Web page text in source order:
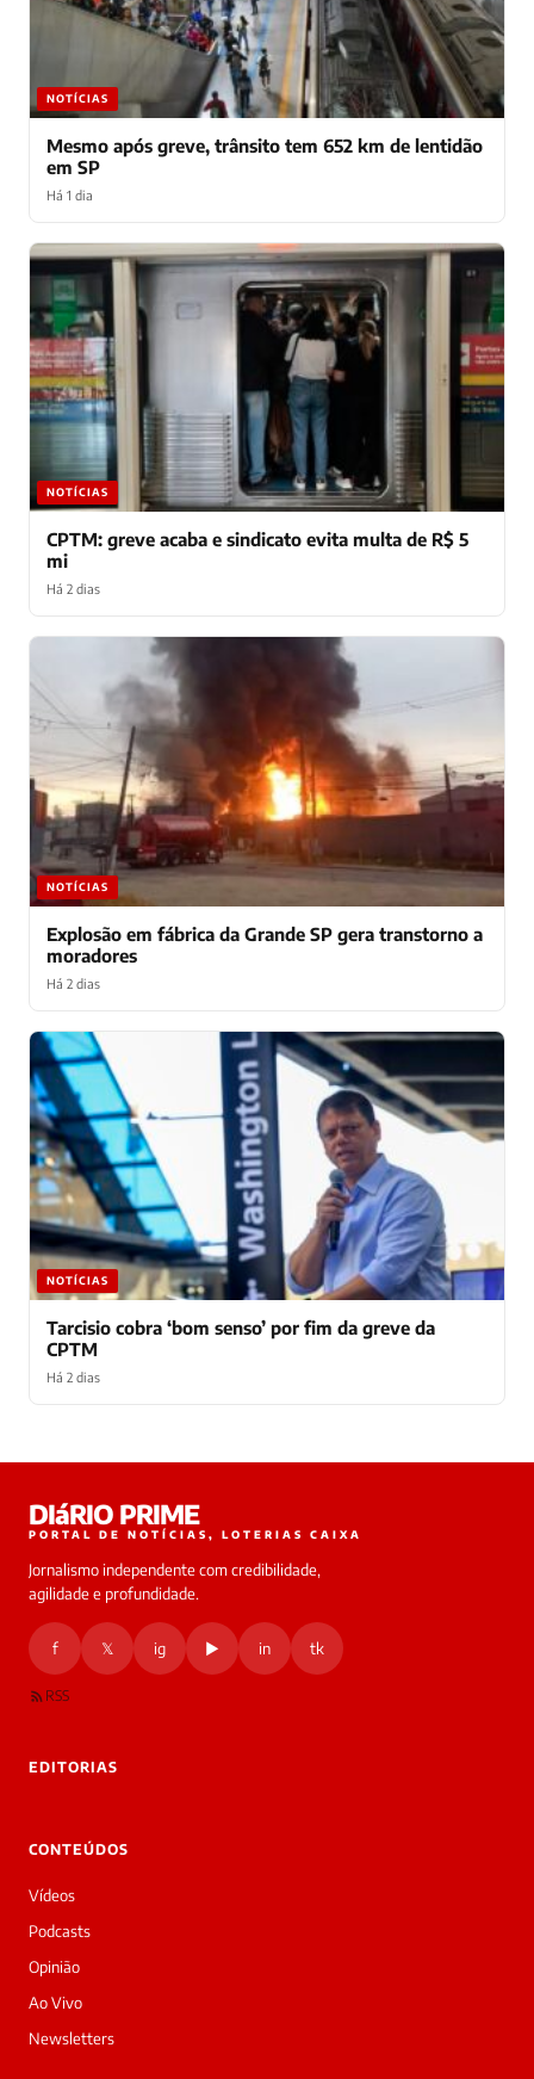
NOTÍCIAS
Mesmo após greve, trânsito tem 652 km de lentidão
em SP
Há 1 dia
NOTÍCIAS
CPTM: greve acaba e sindicato evita multa de R$ 5
mi
Há 2 dias
NOTÍCIAS
Explosão em fábrica da Grande SP gera transtorno a
moradores
Há 2 dias
NOTÍCIAS
Tarcisio cobra ‘bom senso’ por fim da greve da
CPTM
Há 2 dias
online
Bom
dia!
Sou
a
daqui
do
Prime.
DIáRIO PRIME
PORTAL DE NOTÍCIAS, LOTERIAS CAIXA
Jornalismo independente com credibilidade,
agilidade e profundidade.
f 𝕏 ig ▶ in tk
RSS
EDITORIAS
CONTEÚDOS
Vídeos
Podcasts
Opinião
Ao Vivo
Newsletters